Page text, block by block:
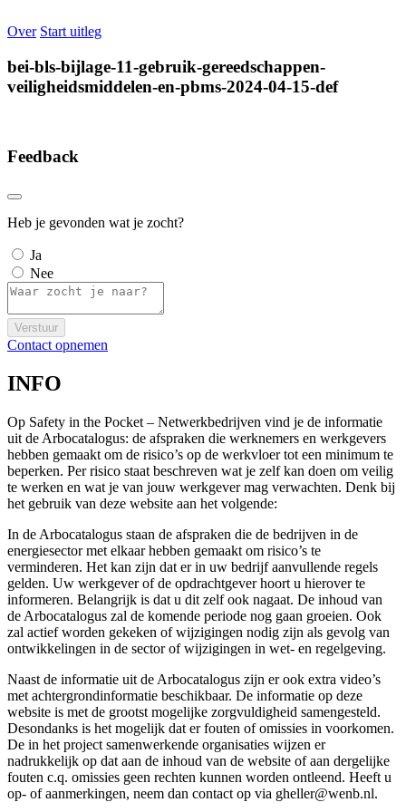
Over Start uitleg
bei-bls-bijlage-11-gebruik-gereedschappen-
veiligheidsmiddelen-en-pbms-2024-04-15-def
Feedback
Heb je gevonden wat je zocht?
Ja
Nee
Verstuur
Contact opnemen
INFO
Op Safety in the Pocket – Netwerkbedrijven vind je de informatie
uit de Arbocatalogus: de afspraken die werknemers en werkgevers
hebben gemaakt om de risico’s op de werkvloer tot een minimum te
beperken. Per risico staat beschreven wat je zelf kan doen om veilig
te werken en wat je van jouw werkgever mag verwachten. Denk bij
het gebruik van deze website aan het volgende:
In de Arbocatalogus staan de afspraken die de bedrijven in de
energiesector met elkaar hebben gemaakt om risico’s te
verminderen. Het kan zijn dat er in uw bedrijf aanvullende regels
gelden. Uw werkgever of de opdrachtgever hoort u hierover te
informeren. Belangrijk is dat u dit zelf ook nagaat. De inhoud van
de Arbocatalogus zal de komende periode nog gaan groeien. Ook
zal actief worden gekeken of wijzigingen nodig zijn als gevolg van
ontwikkelingen in de sector of wijzigingen in wet- en regelgeving.
Naast de informatie uit de Arbocatalogus zijn er ook extra video’s
met achtergrondinformatie beschikbaar. De informatie op deze
website is met de grootst mogelijke zorgvuldigheid samengesteld.
Desondanks is het mogelijk dat er fouten of omissies in voorkomen.
De in het project samenwerkende organisaties wijzen er
nadrukkelijk op dat aan de inhoud van de website of aan dergelijke
fouten c.q. omissies geen rechten kunnen worden ontleend. Heeft u
op- of aanmerkingen, neem dan contact op via gheller@wenb.nl.